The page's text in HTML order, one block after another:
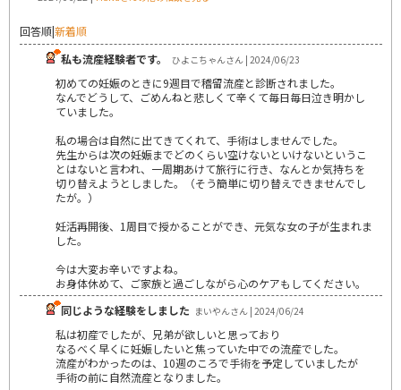
回答順|新着順
私も流産経験者です。
ひよこちゃんさん | 2024/06/23
初めての妊娠のときに9週目で稽留流産と診断されました。
なんでどうして、ごめんねと悲しくて辛くて毎日毎日泣き明かし
ていました。
私の場合は自然に出てきてくれて、手術はしませんでした。
先生からは次の妊娠までどのくらい空けないといけないというこ
とはないと言われ、一周期あけて旅行に行き、なんとか気持ちを
切り替えようとしました。（そう簡単に切り替えできませんでし
たが。）
妊活再開後、1周目で授かることができ、元気な女の子が生まれま
した。
今は大変お辛いですよね。
お身体休めて、ご家族と過ごしながら心のケアもしてください。
同じような経験をしました まいやんさん | 2024/06/24
私は初産でしたが、兄弟が欲しいと思っており
なるべく早くに妊娠したいと焦っていた中での流産でした。
流産がわかったのは、10週のころで手術を予定していましたが
手術の前に自然流産となりました。